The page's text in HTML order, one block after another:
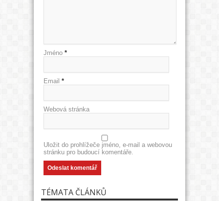
Jméno *
Email *
Webová stránka
Uložit do prohlížeče jméno, e-mail a webovou
stránku pro budoucí komentáře.
TÉMATA ČLÁNKŮ